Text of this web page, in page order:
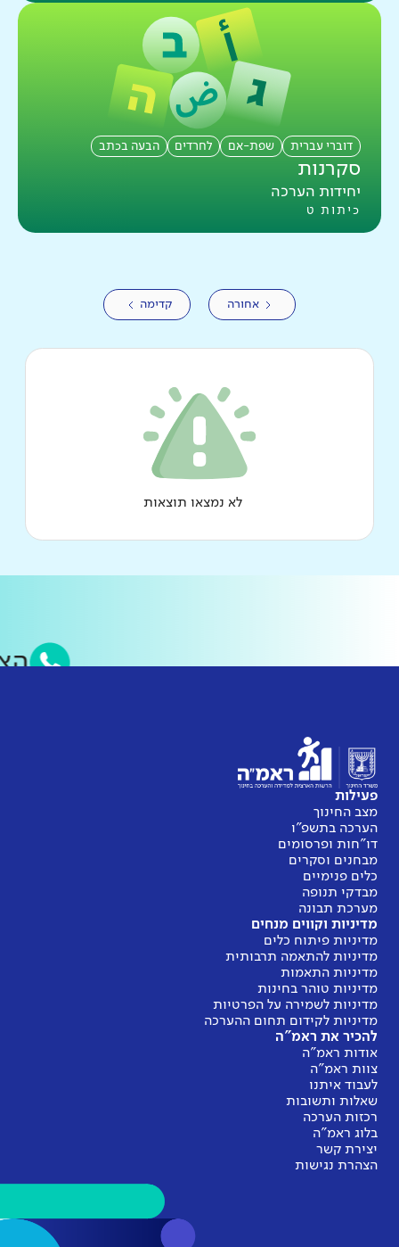
דוברי עברית שפת-אם לחרדים הבעה בכתב
סקרנות
יחידות הערכה
כיתות ט
אחורה קדימה
לא נמצאו תוצאות
פעילות
מצב החינוך
הערכה בתשפ"ו
דו"חות ופרסומים
מבחנים וסקרים
כלים פנימיים
מבדקי תנופה
מערכת תבונה
מדיניות וקווים מנחים
מדיניות פיתוח כלים
מדיניות להתאמה תרבותית
מדיניות התאמות
מדיניות טוהר בחינות
מדיניות לשמירה על הפרטיות
מדיניות לקידום תחום ההערכה
להכיר את ראמ"ה
אודות ראמ"ה
צוות ראמ"ה
לעבוד איתנו
שאלות ותשובות
רכזות הערכה
בלוג ראמ"ה
יצירת קשר
הצהרת נגישות